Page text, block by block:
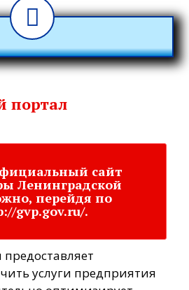
портал
сайт
Ленинградской
перейдя по
gvp.gov.ru/.
услуги предприятия